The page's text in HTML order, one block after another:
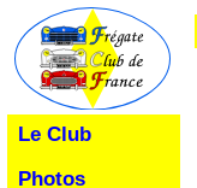
Le Club
Photos